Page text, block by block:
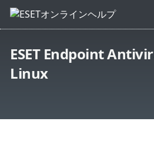
ESET Endpoint
Linux